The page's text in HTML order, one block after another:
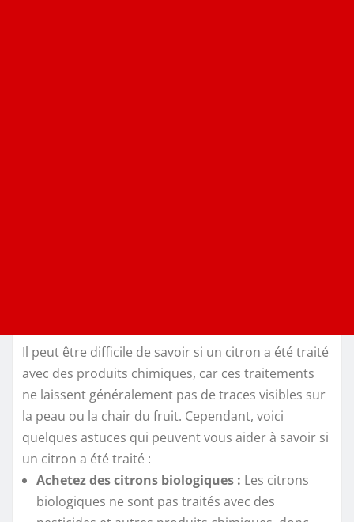
Il peut être difficile de savoir si un citron a été traité
avec des produits chimiques, car ces traitements
ne laissent généralement pas de traces visibles sur
la peau ou la chair du fruit. Cependant, voici
quelques astuces qui peuvent vous aider à savoir si
un citron a été traité :
Achetez des citrons biologiques : Les citrons
biologiques ne sont pas traités avec des